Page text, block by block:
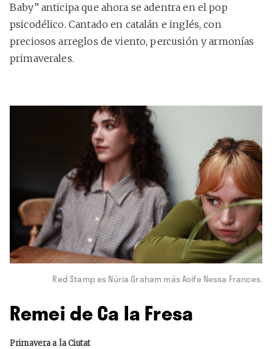
Baby” anticipa que ahora se adentra en el pop
psicodélico. Cantado en catalán e inglés, con
preciosos arreglos de viento, percusión y armonías
primaverales.
Red Stamp es Núria Graham más Aoife Nessa Frances.
Remei de Ca la Fresa
Primavera a la Ciutat